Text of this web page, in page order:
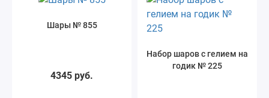
Шары № 855
4345 руб.
Набор шаров с гелием на
годик № 225